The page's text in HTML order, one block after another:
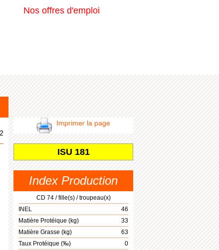
Nos offres d'emploi
Imprimer la page
ISU 181
Index Production
CD 74 / fille(s) / troupeau(x)
INEL
46
Matière Protéique (kg)
33
Matière Grasse (kg)
63
Taux Protéique (‰)
0